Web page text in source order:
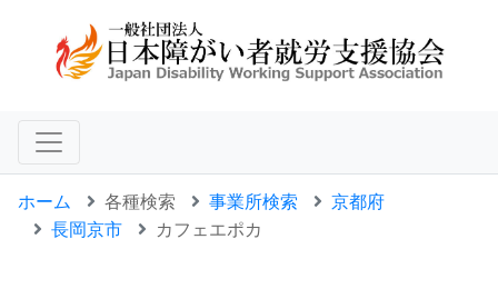
ホーム 各種検索 事業所検索
京都府
長岡京市
カフェエポカ